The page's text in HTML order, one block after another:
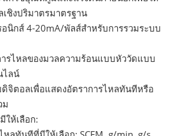
ชิงปริมาตรมาตรฐาน
อนิกส์ 4-20mA/พัลส์สำหรับการรวมระบบ
ารไหลของมวลความร้อนแบบหัววัดแบบ
ไลน์
จิตอลเพื่อแสดงอัตราการไหลทันทีหรือ
ม
ให้เลือก: